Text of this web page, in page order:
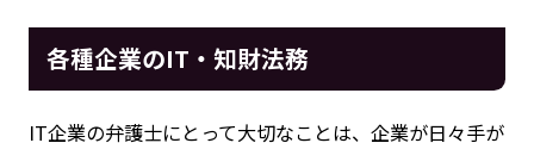
各種企業のIT・知財法務
IT企業の弁護士にとって大切なことは、企業が日々手が